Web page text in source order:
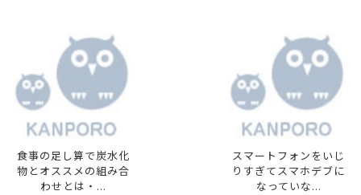
食事の足し算で炭水化
物とオススメの組み合
わせとは・...
スマートフォンをいじ
りすぎてスマホデブに
なっていな...